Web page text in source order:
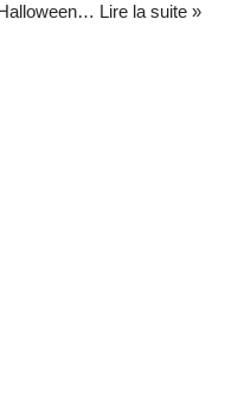
Lire la suite »